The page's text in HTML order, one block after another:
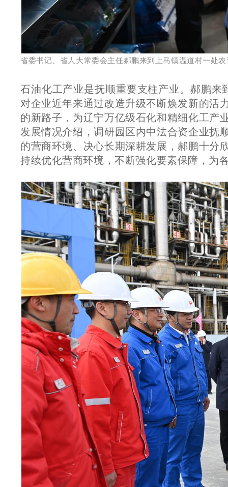
省委书记、省人大常委会主任郝鹏来到上马镇温道村一处
石油化工产业是抚顺重要支柱产业。郝鹏
对企业近年来通过改造升级不断焕发新的活
的新路子，为辽宁万亿级石化和精细化工产
发展情况介绍，调研园区内中法合资企业抚
的营商环境、决心长期深耕发展，郝鹏十分
持续优化营商环境，不断强化要素保障，为